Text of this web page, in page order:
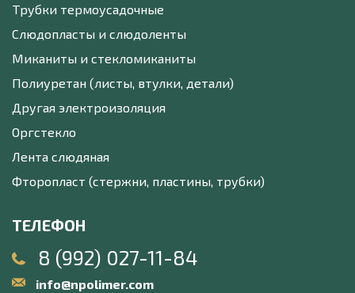
Трубки термоусадочные
Слюдопласты и слюдоленты
Миканиты и стекломиканиты
Полиуретан (листы, втулки, детали)
Другая электроизоляция
Оргстекло
Лента слюдяная
Фторопласт (стержни, пластины, трубки)
ТЕЛЕФОН
8 (992) 027-11-84
info@npolimer.com